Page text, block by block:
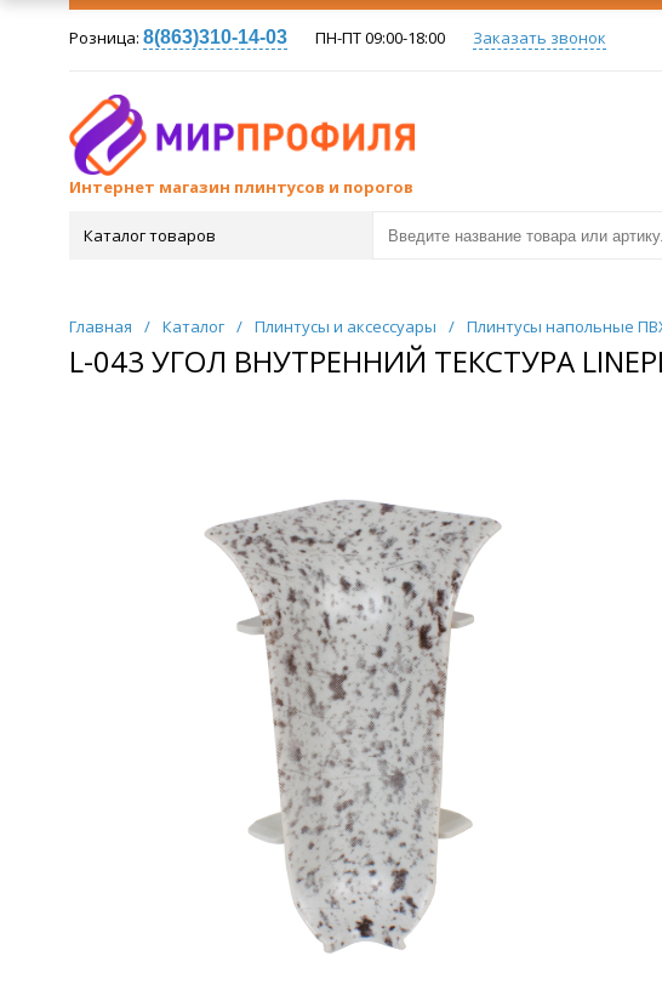
Розница: 8(863)310-14-03 ПН-ПТ 09:00-18:00 Заказать звонок
Интернет магазин плинтусов и порогов
Каталог товаров
Главная / Каталог / Плинтусы и аксессуары / Плинтусы напольные
L-043 УГОЛ ВНУТРЕННИЙ ТЕКСТУРА